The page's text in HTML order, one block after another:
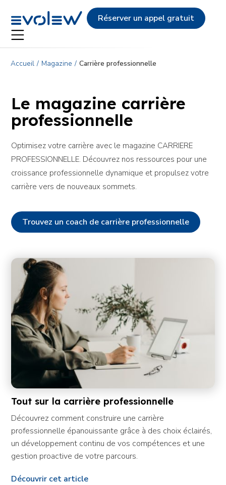
Réserver un appel gratuit
Accueil Magazine Carrière professionnelle
Le magazine carrière
professionnelle
Optimisez votre carrière avec le magazine CARRIERE
PROFESSIONNELLE. Découvrez nos ressources pour une
croissance professionnelle dynamique et propulsez votre
carrière vers de nouveaux sommets.
Trouvez un coach de carrière professionnelle
Tout sur la carrière professionnelle
Découvrez comment construire une carrière
professionnelle épanouissante grâce à des choix éclairés,
un développement continu de vos compétences et une
gestion proactive de votre parcours.
Découvrir cet article